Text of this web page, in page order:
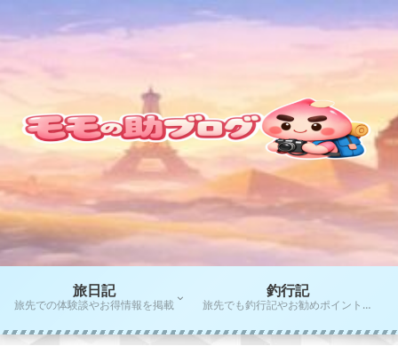
旅日記
旅先での体験談やお得情報を掲載
釣行記
旅先でも釣行記やお勧めポイントをご紹介！！